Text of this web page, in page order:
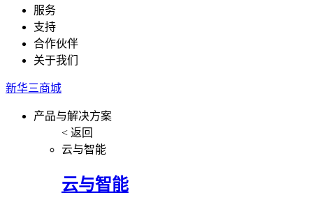
服务
支持
合作伙伴
关于我们
新华三商城
产品与解决方案
< 返回
云与智能
云与智能